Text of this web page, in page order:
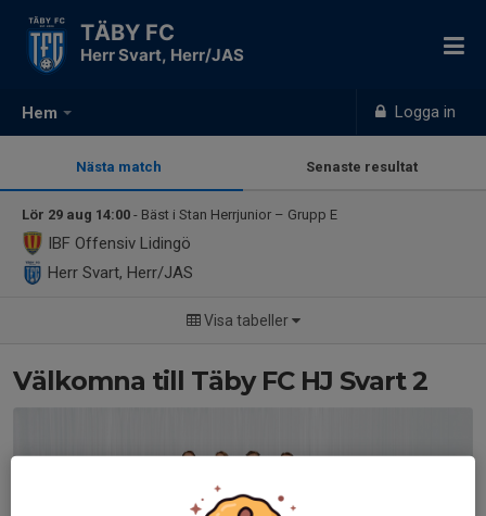
Hem Logga in
TÄBY FC
Herr Svart, Herr/JAS
Nästa match Senaste resultat
Lör 29 aug 14:00 - Bäst i Stan Herrjunior – Grupp E
IBF Offensiv Lidingö
Herr Svart, Herr/JAS
Visa tabeller
Välkomna till Täby FC HJ Svart 2